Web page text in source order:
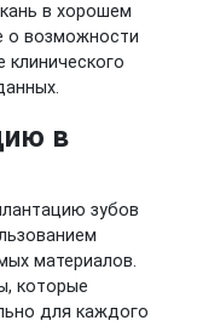
в хорошем
о возможности
клинического
в
зубов
материалов.
которые
для каждого